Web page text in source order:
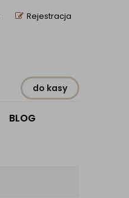
Rejestracja
do kasy
BLOG